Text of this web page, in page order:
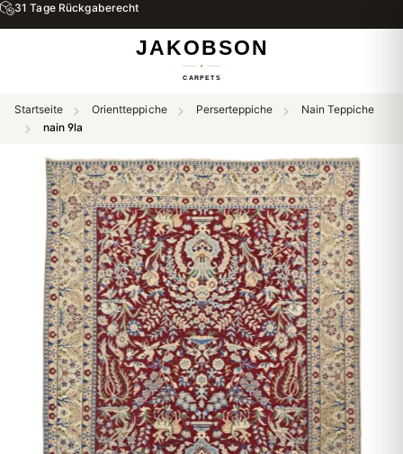
31 Tage Rückgaberecht
Startseite Orientteppiche Perserteppiche
Nain Teppiche
nain 9la